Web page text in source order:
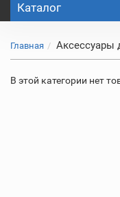
Каталог
Главная Аксессуары
В этой категории нет